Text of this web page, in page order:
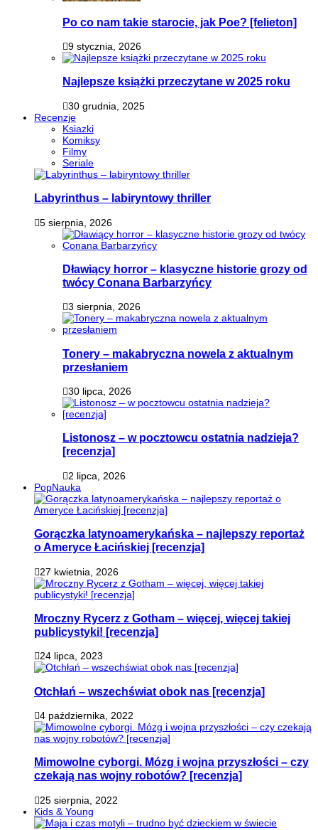
Po co nam takie starocie, jak Poe? [felieton]
9 stycznia, 2026
Najlepsze książki przeczytane w 2025 roku
30 grudnia, 2025
Recenzje
Ksiazki
Komiksy
Filmy
Seriale
Labyrinthus – labiryntowy thriller
5 sierpnia, 2026
Dławiący horror – klasyczne historie grozy od
twócy Conana Barbarzyńcy
3 sierpnia, 2026
Tonery – makabryczna nowela z aktualnym
przesłaniem
30 lipca, 2026
Listonosz – w pocztowcu ostatnia nadzieja?
[recenzja]
2 lipca, 2026
PopNauka
Gorączka latynoamerykańska – najlepszy reportaż
o Ameryce Łacińskiej [recenzja]
27 kwietnia, 2026
Mroczny Rycerz z Gotham – więcej, więcej takiej
publicystyki! [recenzja]
24 lipca, 2023
Otchłań – wszechświat obok nas [recenzja]
4 października, 2022
Mimowolne cyborgi. Mózg i wojna przyszłości – czy
czekają nas wojny robotów? [recenzja]
25 sierpnia, 2022
Kids & Young